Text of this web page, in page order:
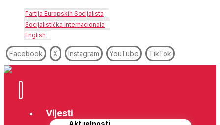
Partija Europskih Socijalista
Socijalistička Internacionala
English
Facebook X Instagram YouTube TikTok
Vijesti
Aktuelnosti